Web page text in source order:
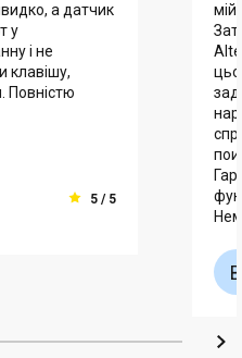
а датчик
у
і не
клавішу,
Повністю
5 / 5
мій